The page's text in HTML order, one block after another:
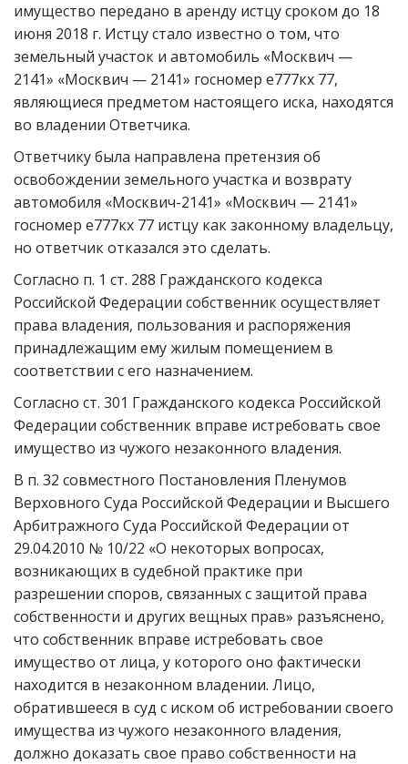
имущество передано в аренду истцу сроком до 18
июня 2018 г. Истцу стало известно о том, что
земельный участок и автомобиль «Москвич —
2141» «Москвич — 2141» госномер е777кх 77,
являющиеся предметом настоящего иска, находятся
во владении Ответчика.
Ответчику была направлена претензия об
освобождении земельного участка и возврату
автомобиля «Москвич-2141» «Москвич — 2141»
госномер е777кх 77 истцу как законному владельцу,
но ответчик отказался это сделать.
Согласно п. 1 ст. 288 Гражданского кодекса
Российской Федерации собственник осуществляет
права владения, пользования и распоряжения
принадлежащим ему жилым помещением в
соответствии с его назначением.
Согласно ст. 301 Гражданского кодекса Российской
Федерации собственник вправе истребовать свое
имущество из чужого незаконного владения.
В п. 32 совместного Постановления Пленумов
Верховного Суда Российской Федерации и Высшего
Арбитражного Суда Российской Федерации от
29.04.2010 № 10/22 «О некоторых вопросах,
возникающих в судебной практике при
разрешении споров, связанных с защитой права
собственности и других вещных прав» разъяснено,
что собственник вправе истребовать свое
имущество от лица, у которого оно фактически
находится в незаконном владении. Лицо,
обратившееся в суд с иском об истребовании своего
имущества из чужого незаконного владения,
должно доказать свое право собственности на